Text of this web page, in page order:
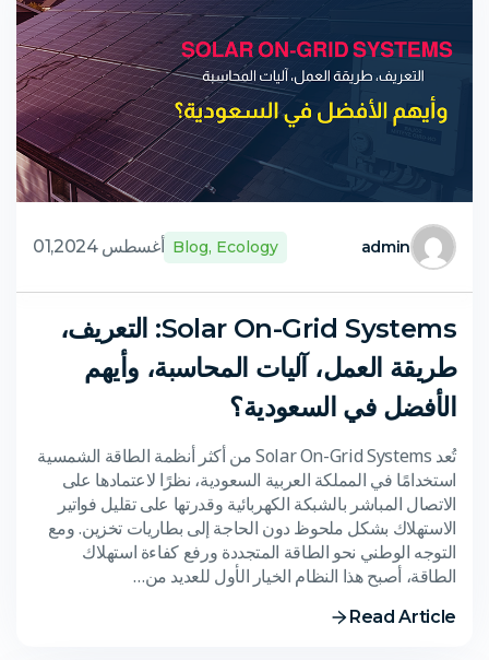
admin
Blog, Ecology أغسطس 01,2024
Solar On-Grid Systems: التعريف،
طريقة العمل، آليات المحاسبة، وأيهم
الأفضل في السعودية؟
تُعد Solar On-Grid Systems من أكثر أنظمة الطاقة الشمسية
استخدامًا في المملكة العربية السعودية، نظرًا لاعتمادها على
الاتصال المباشر بالشبكة الكهربائية وقدرتها على تقليل فواتير
الاستهلاك بشكل ملحوظ دون الحاجة إلى بطاريات تخزين. ومع
التوجه الوطني نحو الطاقة المتجددة ورفع كفاءة استهلاك
الطاقة، أصبح هذا النظام الخيار الأول للعديد من…
Read Article